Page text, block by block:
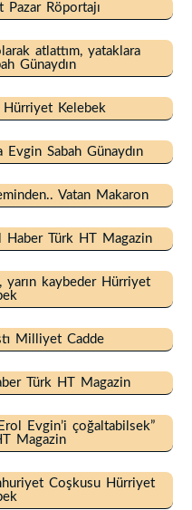
Röportajı
atlattım, yataklara
Günaydın
Kelebek
Sabah Günaydın
Vatan Makaron
Haber Türk HT Magazin
yarın kaybeder Hürriyet
Milliyet Cadde
Türk HT Magazin
Evgin’i çoğaltabilsek”
Magazin
Coşkusu Hürriyet